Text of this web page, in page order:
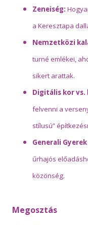
Zeneiség:
a Keresztapa
Nemzetközi
turné emlékei,
sikert arattak.
Digitális kor vs.
felvenni a
stílusú”
Generali
űrhajós
közönség.
Megosztás